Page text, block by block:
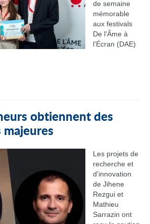
de semaine
mémorable
aux festivals
De l'Âme à
l'Écran (DAE)
obtiennent des
Les projets de
recherche et
d'innovation
de Jihene
Rezgui et
Mathieu
Sarrazin ont